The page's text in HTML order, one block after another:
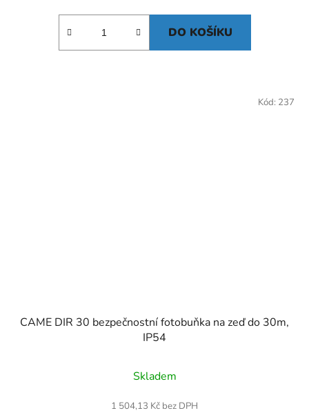
DO KOŠÍKU
CAME DIR 30 bezpečnostní fotobuňka na zeď do 30m,
IP54
Skladem
1 504,13 Kč bez DPH
Kód: 237